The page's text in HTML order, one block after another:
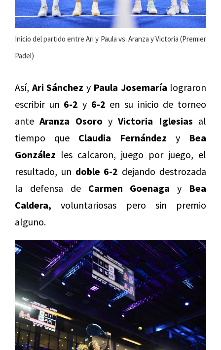
Inicio del partido entre Ari y Paula vs. Aranza y Victoria (Premier
Padel)
Así, Ari Sánchez y Paula Josemaría lograron
escribir un 6-2 y 6-2 en su inicio de torneo
anteAranza Osoro yVictoria Iglesias al
tiempo que Claudia Fernández y Bea
González les calcaron, juego por juego, el
resultado, un doble 6-2 dejando destrozada
la defensa de Carmen Goenaga y Bea
Caldera, voluntariosas pero sin premio
alguno.